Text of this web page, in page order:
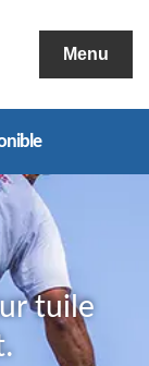
Menu
tuile